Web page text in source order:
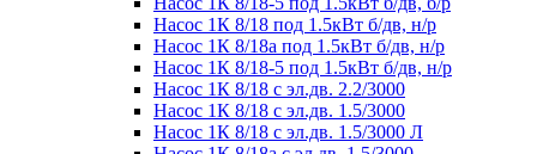
Насос 1К 8/18 под 1.5кВт б/дв, н/р
Насос 1К 8/18а под 1.5кВт б/дв, н/р
Насос 1К 8/18-5 под 1.5кВт б/дв, н/р
Насос 1К 8/18 с эл.дв. 2.2/3000
Насос 1К 8/18 с эл.дв. 1.5/3000
Насос 1К 8/18 с эл.дв. 1.5/3000 Л